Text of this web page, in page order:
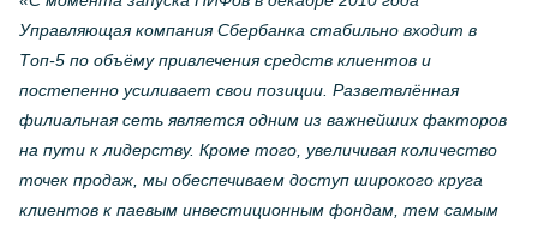
Управляющая компания Сбербанка стабильно входит в
Топ-5 по объёму привлечения средств клиентов и
постепенно усиливает свои позиции. Разветвлённая
филиальная сеть является одним из важнейших факторов
на пути к лидерству. Кроме того, увеличивая количество
точек продаж, мы обеспечиваем доступ широкого круга
клиентов к паевым инвестиционным фондам, тем самым